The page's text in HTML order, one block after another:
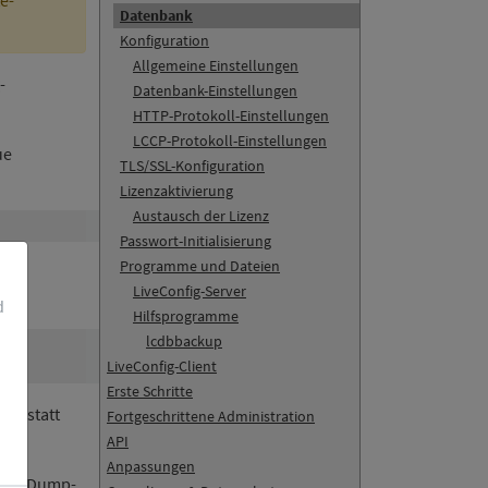
Datenbank
Konfiguration
Allgemeine Einstellungen
Datenbank-Einstellungen
HTTP-Protokoll-Einstellungen
LCCP-Protokoll-Einstellungen
TLS/SSL-Konfiguration
Lizenzaktivierung
Austausch der Lizenz
Passwort-Initialisierung
Programme und Dateien
LiveConfig-Server
Hilfsprogramme
lcdbbackup
LiveConfig-Client
Erste Schritte
Fortgeschrittene Administration
API
Anpassungen
statt